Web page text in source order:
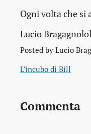
Ogni volta che si
Lucio
Posted by Lucio
L’incubo di Bill
Commenta